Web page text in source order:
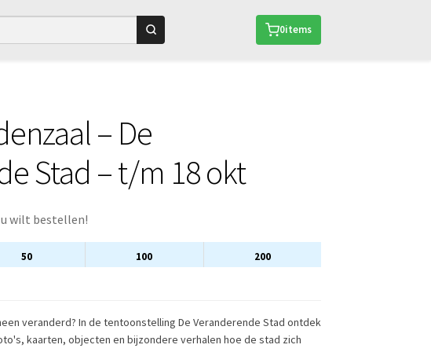
0items
– De
Stad – t/m 18 okt
wilt bestellen!
50 100 200
veranderd? In de tentoonstelling De Veranderende Stad ontdek
kaarten, objecten en bijzondere verhalen hoe de stad zich